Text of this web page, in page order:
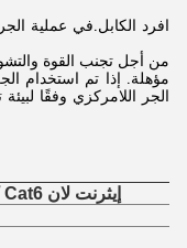
مؤهلة. إذا تم استخدام
الجر اللامركزي وفقًا
كابل Cat6 إيثرنت لان